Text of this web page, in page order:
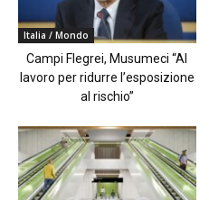
Italia / Mondo
Campi Flegrei, Musumeci “Al
lavoro per ridurre l’esposizione
al rischio”